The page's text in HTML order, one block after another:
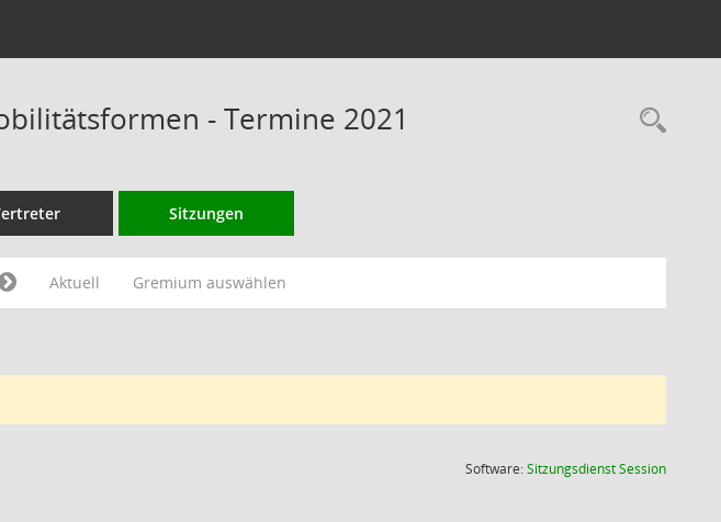
- Termine 2021
Sitzungen
Aktuell Gremium auswählen
Software:SitzungsdienstSession(Wird in